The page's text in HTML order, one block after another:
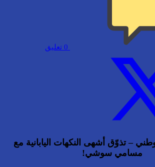
0 تعليق
– تذوّق أشهى النكهات اليابانية مع
مسامي سوشي!